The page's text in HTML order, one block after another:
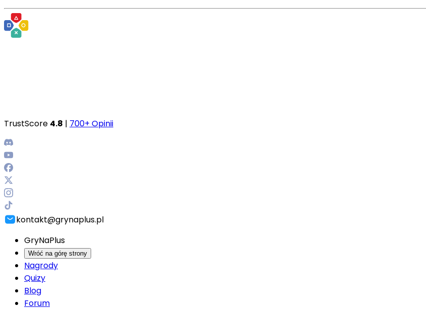
TrustScore 4.8 | 700+ Opinii
kontakt@grynaplus.pl
GryNaPlus
Wróć na górę strony
Nagrody
Quizy
Blog
Forum